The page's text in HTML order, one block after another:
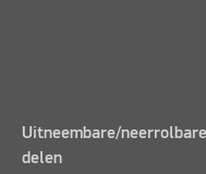
Uitneembare/neerrolbare
delen